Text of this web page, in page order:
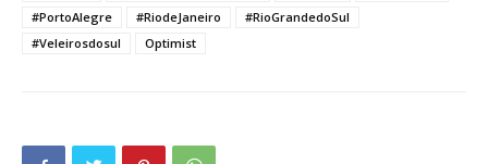
#PortoAlegre
#RiodeJaneiro
#RioGrandedoSul
#Veleirosdosul
Optimist